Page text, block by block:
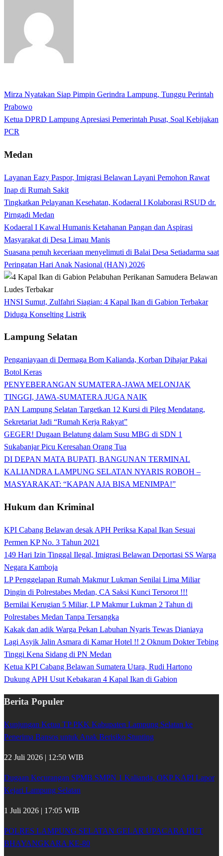
Navigasi
pos
Previous
Post
Mirza Nyatakan Siap Pimpin Gerindra Lampung, Tunggu Perintah
Prabowo
Next
Post
Ketua DPRD Lampung Apresiasi Pemerintah Pusat, Soal Kebijakan
PCR
Medan
Layanan Eazy Paspor, Imigrasi Belawan Layani Pemohon Rawat
Inap di Rumah Sakit
Tingkatkan Pelayanan Kesehatan, Kodaeral I Kolaborasi RSUD dr.
Pirngadi Medan‎
Kodaeral I Kawal Humanis Ketahanan Pangan dan Aspirasi
Masyarakat di Desa Limau Manis
Suasana penuh keceriaan menyelimuti di Balai Desa Setiadarma saat
Peringatan Hari Anak Nasional (HAN) 2026
HNSI Sumut, Zulfahri Siagian: 4 Kapal Ikan di Gabion Terbakar
Diduga Konselting Listrik
Lampung Selatan
Penganiayaan di Dermaga Bom Kalianda, Korban Dihajar Pakai
Botol Keras
PENYEBERANGAN SUMATERA-JAWA MELONJAK
TINGGI, JAWA-SUMATERA JUGA NAIK
PAN Lampung Selatan Targetkan 12 Kursi di Pileg Mendatang,
Sekretariat Jadi “Rumah Kerja Rakyat”
GEGER! Dugaan Belatung dalam Susu MBG di SDN 1
Sukabanjar Picu Keresahan Orang Tua
DI DEPAN MATA BUPATI, BANGUNAN TERMINAL
KALIANDRA LAMPUNG SELATAN NYARIS ROBOH –
MASYARAKAT: “KAPAN AJA BISA MENIMPA!”
Hukum dan Kriminal
KPI Cabang Belawan desak APH Periksa Kapal Ikan Sesuai
Permen KP No. 3 Tahun 2021
149 Hari Izin Tinggal Ilegal, Imigrasi Belawan Deportasi SS Warga
Negara Kamboja
LP Penggelapan Rumah Makmur Lukman Senilai Lima Miliar
Dingin di Polrestabes Medan, CA Saksi Kunci Tersorot !!!
Bernilai Kerugian 5 Miliar, LP Makmur Lukman 2 Tahun di
Polrestabes Medan Tanpa Tersangka
Kakak dan adik Warga Pekan Labuhan Nyaris Tewas Dianiaya
Lagi Asyik Jalin Asmara di Kamar Hotel !! 2 Oknum Dokter Tebing
Tinggi Kena Sidang di PN Medan
Ketua KPI Cabang Belawan Sumatera Utara, Rudi Hartono
Dukung APH Usut Kebakaran 4 Kapal Ikan di Gabion
Berita Populer
Kunjungan Ketua TP PKK Kabupaten Lampung Selatan ke
Penerima Bansos untuk Anak Berisiko Stunting
22 Juli 2026 | 12:50 WIB
Dugaan Kecurangan SPMB SMPN 1 Kalianda, OKP KAPI Lapor
Kejari Lampung Selatan
1 Juli 2026 | 17:05 WIB
POLRES LAMPUNG SELATAN GELAR UPACARA HUT
BHAYANGKARA KE-80